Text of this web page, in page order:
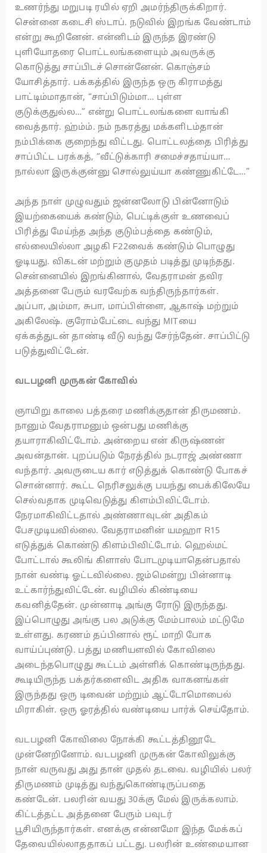
உணர்ந்து மறுபடி ரயில் ஏறி அமர்ந்திருக்கிறார்.
சென்னை கடைசி ஸ்டாப். நடுவில் இறங்க வேண்டாம்
என்று கூறினேன். என்னிடம் இருந்த இரண்டு
புளியோதரை பொட்டலங்களையும் அவருக்கு
கொடுத்து சாப்பிடச் சொன்னேன். கொஞ்சம்
யோசித்தார். பக்கத்தில் இருந்த ஒரு கிராமத்து
பாட்டிம்மாதான், “சாப்பிடும்மா… புள்ள
குடுக்குதுல்ல…” என்று பொட்டலங்களை வாங்கி
வைத்தார். ஹ்ம்ம். நம் நகரத்து மக்களிடம்தான்
நம்பிக்கை குறைந்து விட்டது. பொட்டலத்தை பிரித்து
சாப்பிட்ட பரக்கத், “வீட்டுக்காரி சமைச்சதாய்யா…
நால்லா இருக்குன்னு சொல்லுய்யா கண்ணுகிட்டே…”
அந்த நாள் முழுவதும் ஜன்னலோடு பின்னோடும்
இயற்கையைக் கண்டும், பெட்டிக்குள் உணவைப்
பிரித்து மேய்ந்த அந்த குடும்பத்தை கண்டும்,
எல்லையில்லா அழகி F22வைக் கண்டும் பொழுது
ஓடியது. விகடன் மற்றும் குமுதம் படித்து முடிந்தது.
சென்னையில் இறங்கினால், வேதராமன் தவிர
அத்தனை பேரும் வரவேற்க வந்திருந்தார்கள்.
அப்பா, அம்மா, சுபா, மாப்பிள்ளை, ஆகாஷ் மற்றும்
அகிலேஷ். குரோம்பேட்டை வந்து MITயை
ஏக்கத்துடன் தாண்டி வீடு வந்து சேர்ந்தேன். சாப்பிட்டு
படுத்துவிட்டேன்.
வடபழனி முருகன் கோவில்
ஞாயிறு காலை பத்தரை மணிக்குதான் திருமணம்.
நானும் வேதராமனும் ஒன்பது மணிக்கு
தயாராகிவிட்டோம். அன்றைய என் கிருஷ்ணன்
அவன்தான். புறப்படும் நேரத்தில் நடராஜ் அண்ணா
வந்தார். அவருடைய கார் எடுத்துக் கொண்டு போகச்
சொன்னார். கூட்ட நெரிசலுக்கு பயந்து பைக்கிலேயே
செல்வதாக முடிவெடுத்து கிளம்பிவிட்டோம்.
நேரமாகிவிட்டதால் அண்ணாவுடன் அதிகம்
பேசமுடியவில்லை. வேதராமனின் யமஹா R15
எடுத்துக் கொண்டு கிளம்பிவிட்டோம். ஹெல்மட்
போட்டால் கூலிங் கிளாஸ் போடமுடியாதென்பதால்
நான் வண்டி ஓட்டவில்லை. ஜம்மென்று பின்னாடி
உட்கார்ந்துவிட்டேன். வழியில் கிண்டியை
கவனித்தேன். முன்னாடி அங்கு ரோடு இருந்தது.
இப்பொழுது அங்கு பல அடுக்கு மேம்பாலம் மட்டுமே
உள்ளது. கரணம் தப்பினால் ரூட் மாறி போக
வாய்ப்புண்டு. பத்து மணியளவில் கோவிலை
அடைந்தபொழுது கூட்டம் அள்ளிக் கொண்டிருந்தது.
கூடியிருந்த பக்தர்களைவிட அதிக வாகனங்கள்
இருந்தது ஒரு டிவைன் மற்றும் ஆட்டோமொபைல்
மிராகிள். ஒரு ஓரத்தில் வண்டியை பார்க் செய்தோம்.
வடபழனி கோவிலை நோக்கி கூட்டத்தினூடே
முன்னேறினோம். வடபழனி முருகன் கோவிலுக்கு
நான் வருவது அது தான் முதல் தடவை. வழியில் பலர்
திருமணம் முடித்து வந்துகொண்டிருப்பதை
கண்டேன். பலரின் வயது 30க்கு மேல் இருக்கலாம்.
கிட்டத்தட்ட அத்தனை பேரும் பவுடர்
பூசியிருந்தார்கள். எனக்கு என்னமோ இந்த மேக்கப்
தேவையில்லாததாகப் பட்டது. பலரின் உண்மையான